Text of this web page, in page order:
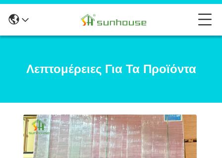
Λεπτομέρειες Για Τα Προϊόντα